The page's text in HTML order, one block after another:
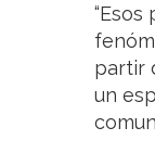
partir
un